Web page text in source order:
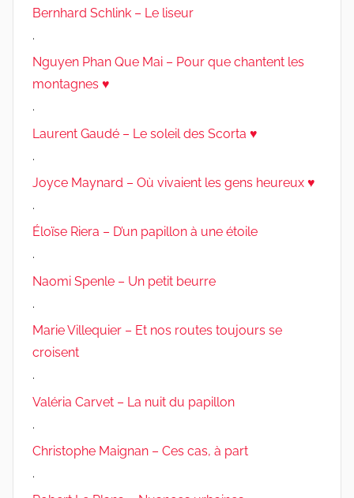
Bernhard Schlink – Le liseur
.
Nguyen Phan Que Mai – Pour que chantent les
montagnes ♥
.
Laurent Gaudé – Le soleil des Scorta ♥
.
Joyce Maynard – Où vivaient les gens heureux ♥
.
Éloïse Riera – D’un papillon à une étoile
.
Naomi Spenle – Un petit beurre
.
Marie Villequier – Et nos routes toujours se
croisent
.
Valéria Carvet – La nuit du papillon
.
Christophe Maignan – Ces cas, à part
.